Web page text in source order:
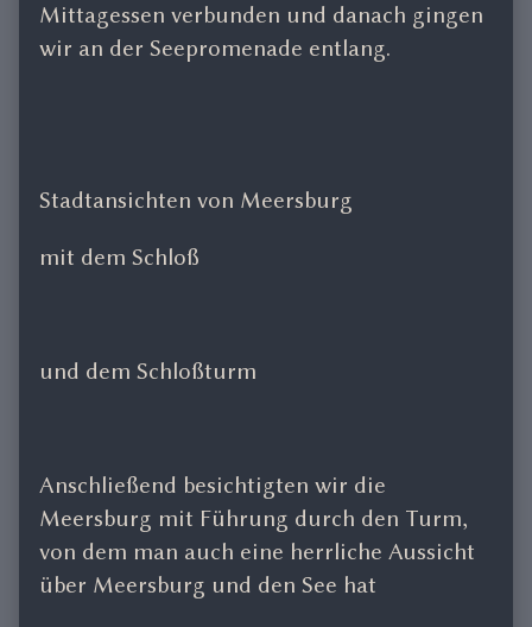
Mittagessen verbunden und danach gingen
wir an der Seepromenade entlang.
Stadtansichten von Meersburg
mit dem Schloß
und dem Schloßturm
Anschließend besichtigten wir die
Meersburg mit Führung durch den Turm,
von dem man auch eine herrliche Aussicht
über Meersburg und den See hat